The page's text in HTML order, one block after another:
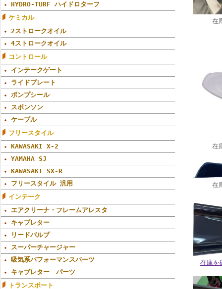
HYDRO-TURF ハイドロターフ
ケミカル
2ストロークオイル
4ストロークオイル
コントロール
インテークゲート
ライドプレート
ポンプシール
スポンソン
ケーブル
フリースタイル
KAWASAKI X-2
YAMAHA SJ
KAWASAKI SX-R
フリースタイル 汎用
インテーク
エアクリーナ・フレームアレスタ
キャブレター
リードバルブ
スーパーチャージャー
吸気系パフォーマンスパーツ
キャブレター パーツ
トランスポート
在
在
在
在庫を